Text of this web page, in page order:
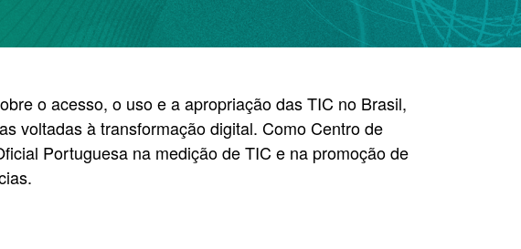
o acesso, o uso e a apropriação das TIC no Brasil,
voltadas à transformação digital. Como Centro de
Portuguesa na medição de TIC e na promoção de